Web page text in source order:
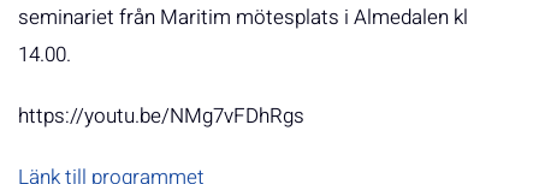
seminariet från Maritim mötesplats i Almedalen kl
14.00.
https://youtu.be/NMg7vFDhRgs
Länk till programmet